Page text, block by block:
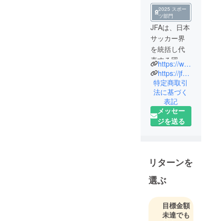
2025 スポー
ツ部門
JFAは、日本
サッカー界
を統括し代
表する団体
として、
サッカーを
通じて豊か
なスポーツ
文化を創造
し、人々の
展に貢献す
ることを目
的に活動し
https://www.jfa.jp/
https://jfa.camp-fire.jp/
特定商取引
法に基づく
表記
メッセー
ジを送る
リターンを
選ぶ
目標金額
未達でも